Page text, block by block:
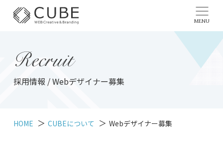
MENU
Recruit
採用情報 / Webデザイナー募集
HOME CUBEについて Webデザイナー募集